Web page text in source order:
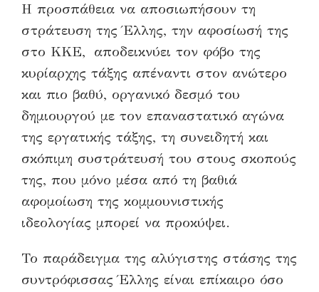
Η προσπάθεια να αποσιωπήσουν τη
στράτευση της Έλλης, την αφοσίωσή της
στο ΚΚΕ, αποδεικνύει τον φόβο της
κυρίαρχης τάξης απέναντι στον ανώτερο
και πιο βαθύ, οργανικό δεσμό του
δημιουργού με τον επαναστατικό αγώνα
της εργατικής τάξης, τη συνειδητή και
σκόπιμη συστράτευσή του στους σκοπούς
της, που μόνο μέσα από τη βαθιά
αφομοίωση της κομμουνιστικής
ιδεολογίας μπορεί να προκύψει.
Το παράδειγμα της αλύγιστης στάσης της
συντρόφισσας Έλλης είναι επίκαιρο όσο